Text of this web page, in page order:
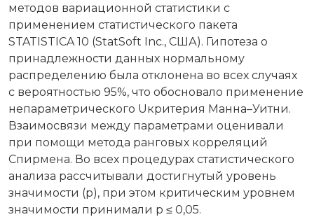
методов вариационной статистики с
применением статистического пакета
STATISTICA 10 (StatSoft Inc., США). Гипотеза о
принадлежности данных нормальному
распределению была отклонена во всех случаях
с вероятностью 95%, что обосновало применение
непараметрического Uкритерия Манна–Уитни.
Взаимосвязи между параметрами оценивали
при помощи метода ранговых корреляций
Спирмена. Во всех процедурах статистического
анализа рассчитывали достигнутый уровень
значимости (p), при этом критическим уровнем
значимости принимали р ≤ 0,05.